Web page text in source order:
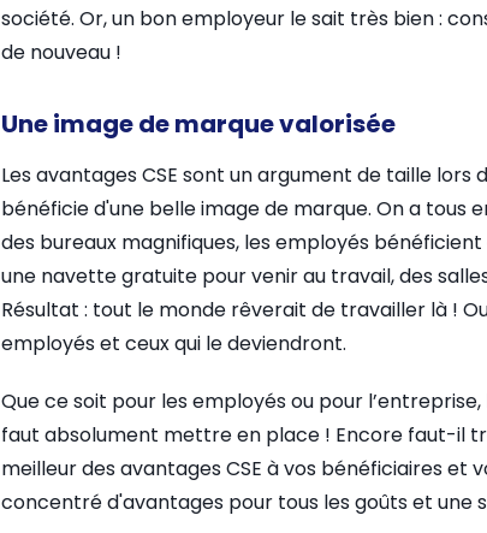
société. Or, un bon employeur le sait très bien :
de nouveau !
Une image de marque valorisée
Les avantages CSE sont un argument de taille
bénéficie d'une belle image de marque. On a tous
des bureaux magnifiques, les employés
une navette gratuite pour venir au travail, des
Résultat : tout le monde rêverait de travailler là !
employés et ceux qui le deviendront.
Que ce soit pour les employés ou pour
faut absolument mettre en place ! Encore faut-il
meilleur des avantages CSE à vos bénéficiaires et
concentré d'avantages pour tous les goûts et une